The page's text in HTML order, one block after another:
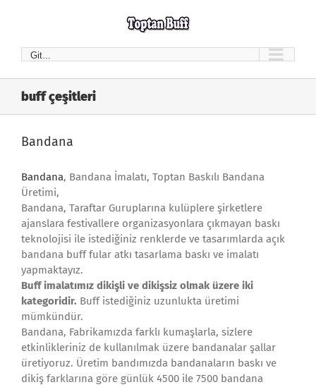
Git...
buff çeşitleri
Bandana
Bandana, Bandana İmalatı, Toptan Baskılı Bandana
Üretimi,
Bandana, Taraftar Guruplarına kulüplere şirketlere
ajanslara festivallere organizasyonlara çıkmayan baskı
teknolojisi ile istediğiniz renklerde ve tasarımlarda açık
bandana buff fular atkı tasarlama baskı ve imalatı
yapmaktayız.
Buff imalatımız dikişli ve dikişsiz olmak üzere iki
kategoridir. Buff istediğiniz uzunlukta üretimi
mümkündür.
Bandana, Fabrikamızda farklı kumaşlarla, sizlere
etkinlikleriniz de kullanılmak üzere bandanalar şallar
üretiyoruz. Üretim bandımızda bandanaların baskı ve
dikiş farklarına göre günlük 4500 ile 7500 bandana